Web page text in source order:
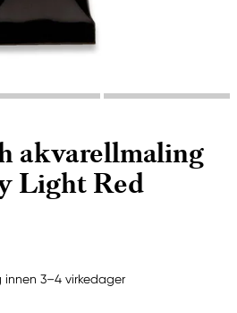
akvarellmaling
Light Red
innen 3–4 virkedager